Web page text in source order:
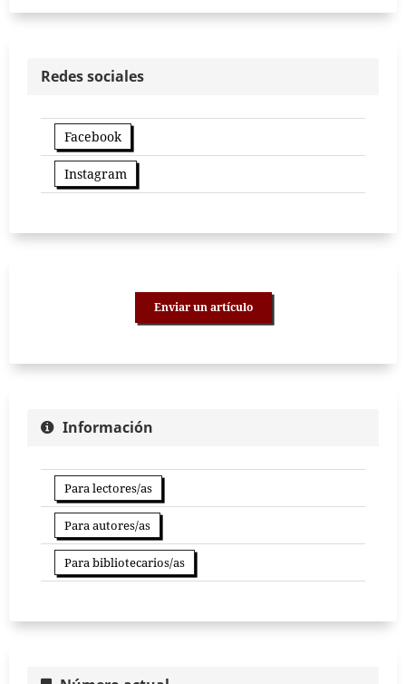
Redes sociales
Facebook
Instagram
Enviar un artículo
Información
Para lectores/as
Para autores/as
Para bibliotecarios/as